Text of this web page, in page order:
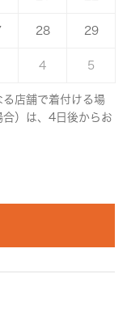
28 29
4 5
店舗で着付ける場
）は、4日後からお